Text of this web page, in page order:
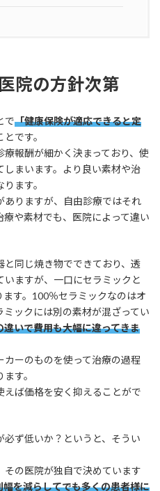
院の方針次第
で「健康保険が適応できると定
です。
報酬が細かく決まっており、使
まいます。より良い素材や治
ます。
りますが、自由診療ではそれ
や素材でも、医院によって違い
同じ焼き物でできており、透
ますが、一口にセラミックと
す。100％セラミックなのはオ
ックには別の素材が混ざってい
いで費用も大幅に違ってきま
ーのものを使って治療の過程
す。
ば価格を安く抑えることがで
必ず低いか？というと、そうい
その医院が独自で決めています
を減らしてでも多くの患者様に